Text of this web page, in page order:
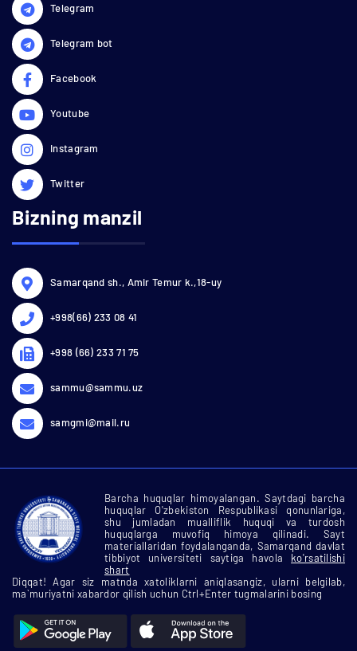
Telegram
Telegram bot
Facebook
Youtube
Instagram
Twitter
Bizning manzil
Samarqand sh., Amir Temur k.,18-uy
+998(66) 233 08 41
+998 (66) 233 71 75
sammu@sammu.uz
samgmi@mail.ru
Barcha huquqlar himoyalangan. Saytdagi barcha
huquqlar O'zbekiston Respublikasi qonunlariga,
shu jumladan mualliflik huquqi va turdosh
huquqlarga muvofiq himoya qilinadi. Sayt
materiallaridan foydalanganda, Samarqand davlat
tibbiyot universiteti saytiga havola ko'rsatilishi
shart
Diqqat! Agar siz matnda xatoliklarni aniqlasangiz, ularni belgilab,
ma`muriyatni xabardor qilish uchun Ctrl+Enter tugmalarini bosing